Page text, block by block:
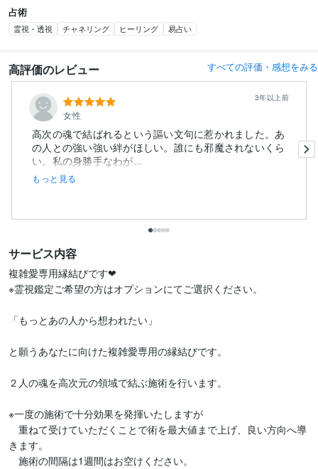
占術
霊視・透視 チャネリング ヒーリング 易占い
高評価のレビュー すべての評価・感想をみる
女性
3年以上前
高次の魂で結ばれるという謳い文句に惹かれました。あ
の人との強い強い絆がほしい。誰にも邪魔されないくら
い。私の身勝手なわが...
もっと見る
サービス内容
複雑愛専用縁結びです❤︎
※霊視鑑定ご希望の方はオプションにてご選択ください。
「もっとあの人から想われたい」
と願うあなたに向けた複雑愛専用の縁結びです。
２人の魂を高次元の領域で結ぶ施術を行います。
※一度の施術で十分効果を発揮いたしますが
重ねて受けていただくことで術を最大値まで上げ、良い方向へ導
きます。
施術の間隔は1週間はお空けください。